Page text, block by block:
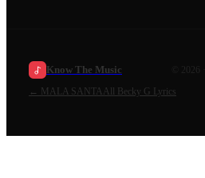
Know The Music 2026
← MALA SANTA All Becky G Lyrics